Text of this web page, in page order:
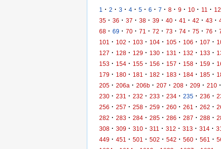
1 · 2 · 3 · 4 · 5 · 6 · 7 · 8 · 9 · 10 · 11 · 12
35 · 36 · 37 · 38 · 39 · 40 · 41 · 42 · 43 ·
68 · 69 · 70 · 71 · 72 · 73 · 74 · 75 · 76 ·
101
· 102 · 103 · 104 · 105 · 106 · 107 ·
127 · 128 · 129 · 130 · 131 · 132 · 133 ·
153 · 154 · 155 · 156 · 157 · 158 · 159 ·
179 · 180 · 181 · 182 · 183 · 184 · 185 ·
205 · 206a · 206b · 207 · 208 · 209 · 210 ·
230 · 231 · 232 · 233 · 234 · 235 · 236 ·
256 · 257 · 258 · 259 · 260 · 261 · 262 ·
282 · 283 · 284 · 285 · 286 · 287 · 288 ·
308 · 309 · 310 · 311 · 312 · 313 · 314 ·
449 · 451 · 501 · 502 · 542 · 560 · 561 ·